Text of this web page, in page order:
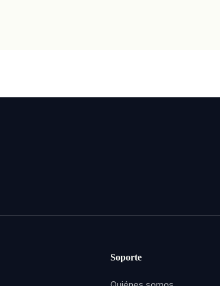
Soporte